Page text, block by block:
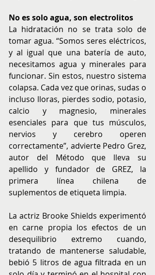
No es solo agua, son electrolitos
La hidratación no se trata solo de
tomar agua. “Somos seres eléctricos,
y al igual que una batería de auto,
necesitamos agua y minerales para
funcionar. Sin estos, nuestro sistema
colapsa. Cada vez que orinas, sudas o
incluso lloras, pierdes sodio, potasio,
calcio y magnesio, minerales
esenciales para que tus músculos,
nervios y cerebro operen
correctamente”, advierte Pedro Grez,
autor del Método que lleva su
apellido y fundador de GREZ, la
primera línea chilena de
suplementos de etiqueta limpia.
La actriz Brooke Shields experimentó
en carne propia los efectos de un
desequilibrio extremo cuando,
tratando de mantenerse saludable,
bebió 5 litros de agua filtrada en un